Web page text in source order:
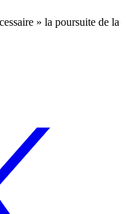
» la poursuite de la